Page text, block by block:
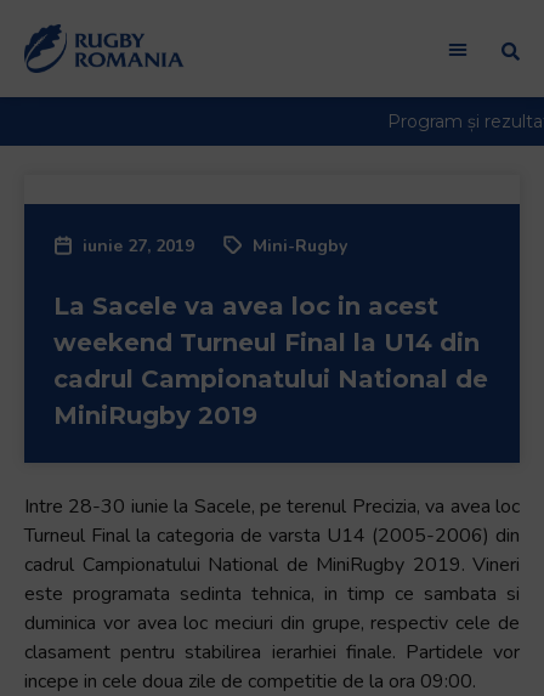
iunie 27, 2019 Mini-Rugby
La Sacele va avea loc in acest
weekend Turneul Final la U14 din
cadrul Campionatului National de
MiniRugby 2019
Intre 28-30 iunie la Sacele, pe terenul Precizia, va avea loc
Turneul Final la categoria de varsta U14 (2005-2006) din
cadrul Campionatului National de MiniRugby 2019. Vineri
este programata sedinta tehnica, in timp ce sambata si
duminica vor avea loc meciuri din grupe, respectiv cele de
clasament pentru stabilirea ierarhiei finale. Partidele vor
incepe in cele doua zile de competitie de la ora 09:00.